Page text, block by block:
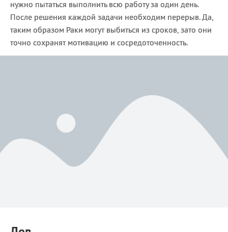
нужно пытаться выполнить всю работу за один день.
После решения каждой задачи необходим перерыв. Да,
таким образом Раки могут выбиться из сроков, зато они
точно сохранят мотивацию и сосредоточенность.